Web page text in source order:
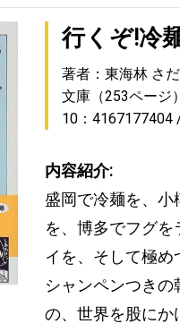
行くぞ!冷
著者：東海林 さ
文庫（253ページ
10：4167177404
内容紹介:
盛岡で冷麺を、小
を、博多でフグ
イを、そして極
シャンペンつき
の、世界を股にか